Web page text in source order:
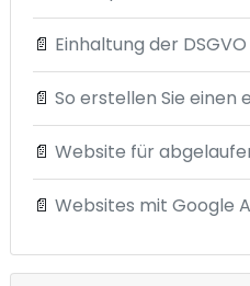
📄 Einhaltung der DSGVO
📄 So erstellen Sie einen
📄 Website für
📄 Websites mit Google